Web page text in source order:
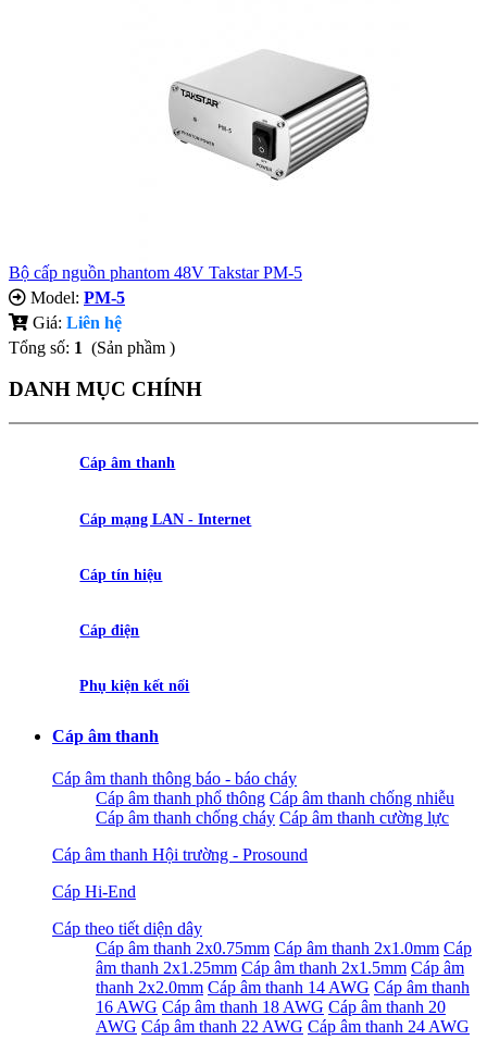
Bộ cấp nguồn phantom 48V Takstar PM-5
Model: PM-5
Giá: Liên hệ
Tổng số: 1 (Sản phầm )
DANH MỤC CHÍNH
Cáp âm thanh
Cáp mạng LAN - Internet
Cáp tín hiệu
Cáp điện
Phụ kiện kết nối
Cáp âm thanh
Cáp âm thanh thông báo - báo cháy
Cáp âm thanh phổ thông Cáp âm thanh chống nhiễu
Cáp âm thanh chống cháy Cáp âm thanh cường lực
Cáp âm thanh Hội trường - Prosound
Cáp Hi-End
Cáp theo tiết diện dây
Cáp âm thanh 2x0.75mm Cáp âm thanh 2x1.0mm Cáp
âm thanh 2x1.25mm Cáp âm thanh 2x1.5mm Cáp âm
thanh 2x2.0mm Cáp âm thanh 14 AWG Cáp âm thanh
16 AWG Cáp âm thanh 18 AWG Cáp âm thanh 20
AWG Cáp âm thanh 22 AWG Cáp âm thanh 24 AWG